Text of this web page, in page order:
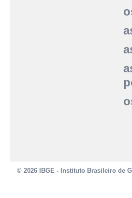
© 2026 IBGE - Instituto Brasileiro de